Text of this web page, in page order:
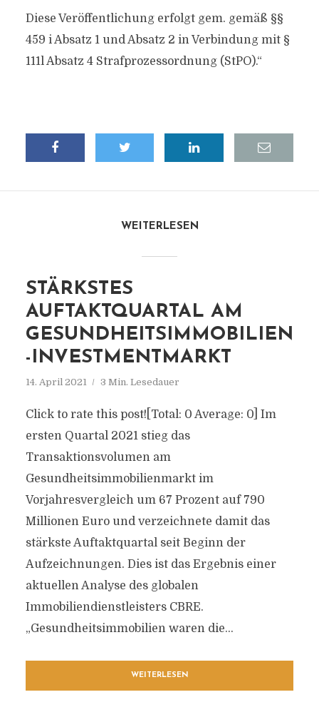
Diese Veröffentlichung erfolgt gem. gemäß §§
459 i Absatz 1 und Absatz 2 in Verbindung mit §
111l Absatz 4 Strafprozessordnung (StPO).“
WEITERLESEN
STÄRKSTES
AUFTAKTQUARTAL AM
GESUNDHEITSIMMOBILIEN
-INVESTMENTMARKT
14. April 2021 3 Min. Lesedauer
Click to rate this post![Total: 0 Average: 0] Im
ersten Quartal 2021 stieg das
Transaktionsvolumen am
Gesundheitsimmobilienmarkt im
Vorjahresvergleich um 67 Prozent auf 790
Millionen Euro und verzeichnete damit das
stärkste Auftaktquartal seit Beginn der
Aufzeichnungen. Dies ist das Ergebnis einer
aktuellen Analyse des globalen
Immobiliendienstleisters CBRE.
„Gesundheitsimmobilien waren die...
WEITERLESEN